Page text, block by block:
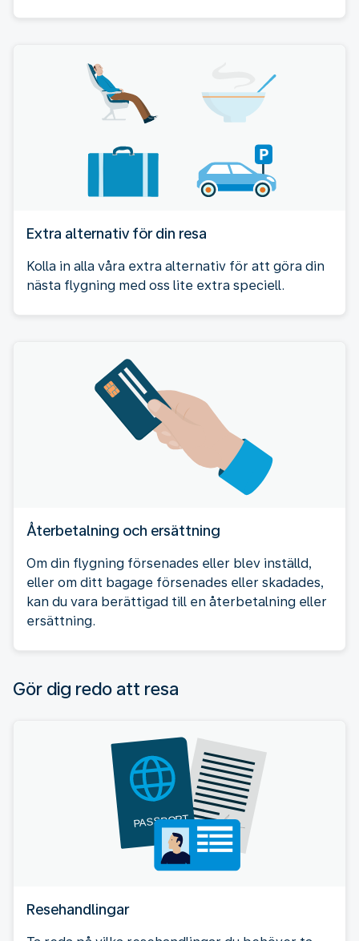
Extra alternativ för din resa
Kolla in alla våra extra alternativ för att göra din
nästa flygning med oss lite extra speciell.
Återbetalning och ersättning
Om din flygning försenades eller blev inställd,
eller om ditt bagage försenades eller skadades,
kan du vara berättigad till en återbetalning eller
ersättning.
Gör dig redo att resa
Resehandlingar